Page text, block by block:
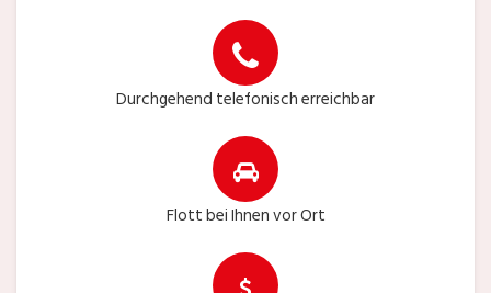
Durchgehend telefonisch erreichbar
Flott bei Ihnen vor Ort